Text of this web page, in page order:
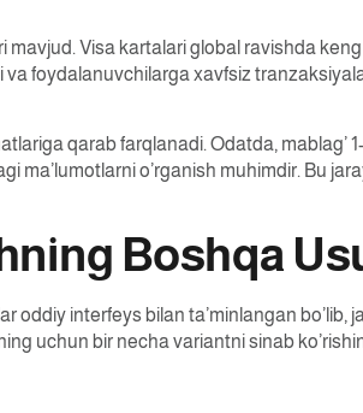
mavjud. Visa kartalari global ravishda
foydalanuvchilarga xavfsiz
qarab farqlanadi. Odatda, mablag’
ma’lumotlarni o’rganish muhimdir. Bu
Boshqa
oddiy interfeys bilan ta’minlangan bo’lib,
uchun bir necha variantni sinab